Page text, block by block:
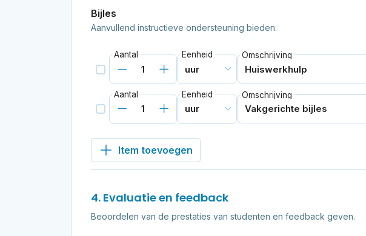
Bijles
Aanvullend instructieve ondersteuning bieden.
Aantal Eenheid Omschrijving
Aantal Eenheid Omschrijving
Item toevoegen
4. Evaluatie en feedback
Beoordelen van de prestaties van studenten en feedback geven.